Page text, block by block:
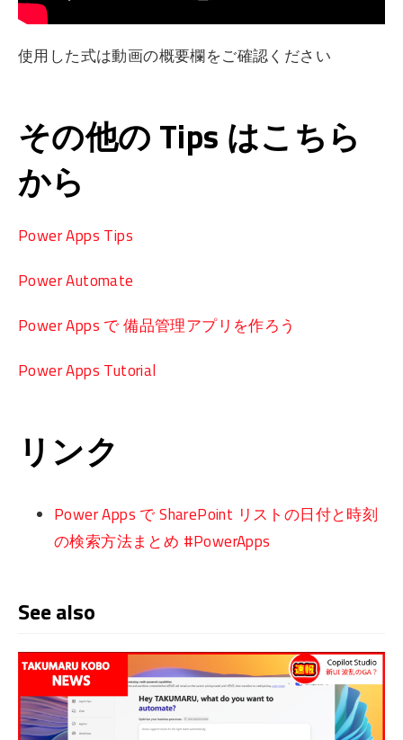
使用した式は動画の概要欄をご確認ください
その他の Tips はこちら
から
Power Apps Tips
Power Automate
Power Apps で 備品管理アプリを作ろう
Power Apps Tutorial
リンク
Power Apps で SharePoint リストの日付と時刻
の検索方法まとめ #PowerApps
See also